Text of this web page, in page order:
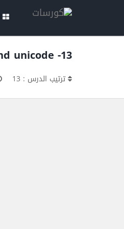
13- Type Casting and unicode
ترتيب الدرس : 13